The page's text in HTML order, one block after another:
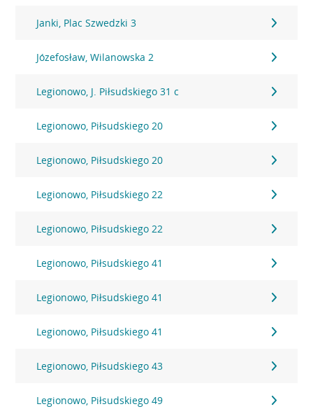
Janki, Plac Szwedzki 3
Józefosław, Wilanowska 2
Legionowo, J. Piłsudskiego 31 c
Legionowo, Piłsudskiego 20
Legionowo, Piłsudskiego 20
Legionowo, Piłsudskiego 22
Legionowo, Piłsudskiego 22
Legionowo, Piłsudskiego 41
Legionowo, Piłsudskiego 41
Legionowo, Piłsudskiego 41
Legionowo, Piłsudskiego 43
Legionowo, Piłsudskiego 49